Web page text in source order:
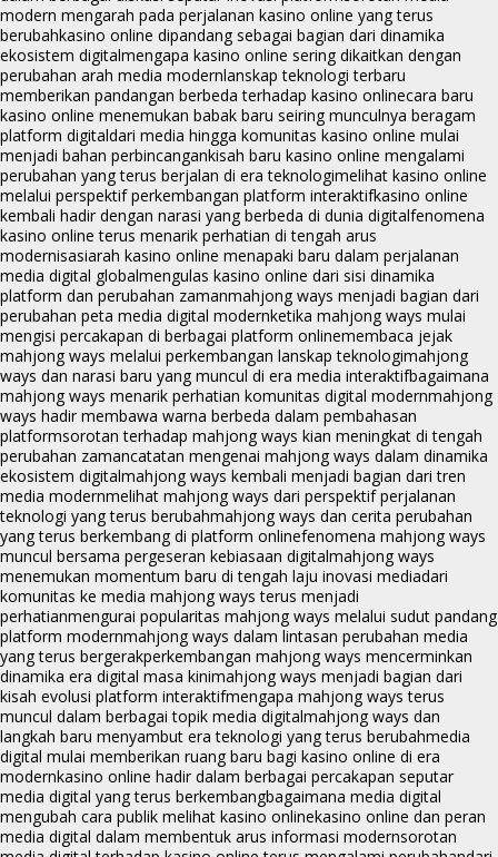
modern mengarah pada perjalanan kasino online yang terus
berubahkasino online dipandang sebagai bagian dari dinamika
ekosistem digitalmengapa kasino online sering dikaitkan dengan
perubahan arah media modernlanskap teknologi terbaru
memberikan pandangan berbeda terhadap kasino onlinecara baru
kasino online menemukan babak baru seiring munculnya beragam
platform digitaldari media hingga komunitas kasino online mulai
menjadi bahan perbincangankisah baru kasino online mengalami
perubahan yang terus berjalan di era teknologimelihat kasino online
melalui perspektif perkembangan platform interaktifkasino online
kembali hadir dengan narasi yang berbeda di dunia digitalfenomena
kasino online terus menarik perhatian di tengah arus
modernisasiarah kasino online menapaki baru dalam perjalanan
media digital globalmengulas kasino online dari sisi dinamika
platform dan perubahan zamanmahjong ways menjadi bagian dari
perubahan peta media digital modernketika mahjong ways mulai
mengisi percakapan di berbagai platform onlinemembaca jejak
mahjong ways melalui perkembangan lanskap teknologimahjong
ways dan narasi baru yang muncul di era media interaktifbagaimana
mahjong ways menarik perhatian komunitas digital modernmahjong
ways hadir membawa warna berbeda dalam pembahasan
platformsorotan terhadap mahjong ways kian meningkat di tengah
perubahan zamancatatan mengenai mahjong ways dalam dinamika
ekosistem digitalmahjong ways kembali menjadi bagian dari tren
media modernmelihat mahjong ways dari perspektif perjalanan
teknologi yang terus berubahmahjong ways dan cerita perubahan
yang terus berkembang di platform onlinefenomena mahjong ways
muncul bersama pergeseran kebiasaan digitalmahjong ways
menemukan momentum baru di tengah laju inovasi mediadari
komunitas ke media mahjong ways terus menjadi
perhatianmengurai popularitas mahjong ways melalui sudut pandang
platform modernmahjong ways dalam lintasan perubahan media
yang terus bergerakperkembangan mahjong ways mencerminkan
dinamika era digital masa kinimahjong ways menjadi bagian dari
kisah evolusi platform interaktifmengapa mahjong ways terus
muncul dalam berbagai topik media digitalmahjong ways dan
langkah baru menyambut era teknologi yang terus berubahmedia
digital mulai memberikan ruang baru bagi kasino online di era
modernkasino online hadir dalam berbagai percakapan seputar
media digital yang terus berkembangbagaimana media digital
mengubah cara publik melihat kasino onlinekasino online dan peran
media digital dalam membentuk arus informasi modernsorotan